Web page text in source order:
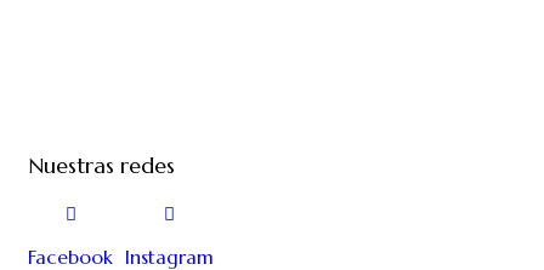
Nuestras redes
Facebook Instagram